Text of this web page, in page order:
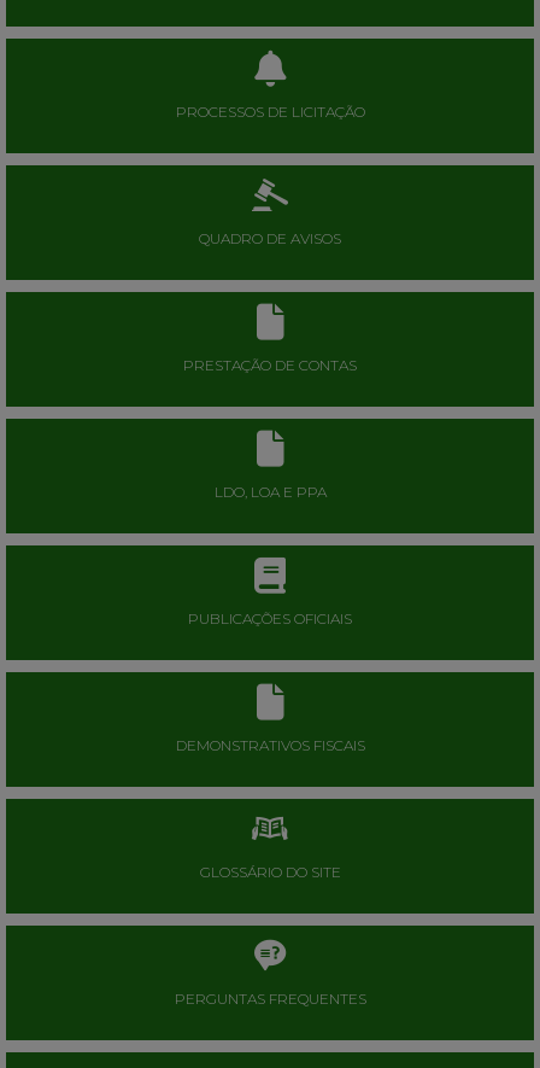
PROCESSOS DE LICITAÇÃO
QUADRO DE AVISOS
PRESTAÇÃO DE CONTAS
LDO, LOA E PPA
PUBLICAÇÕES OFICIAIS
DEMONSTRATIVOS FISCAIS
GLOSSÁRIO DO SITE
PERGUNTAS FREQUENTES